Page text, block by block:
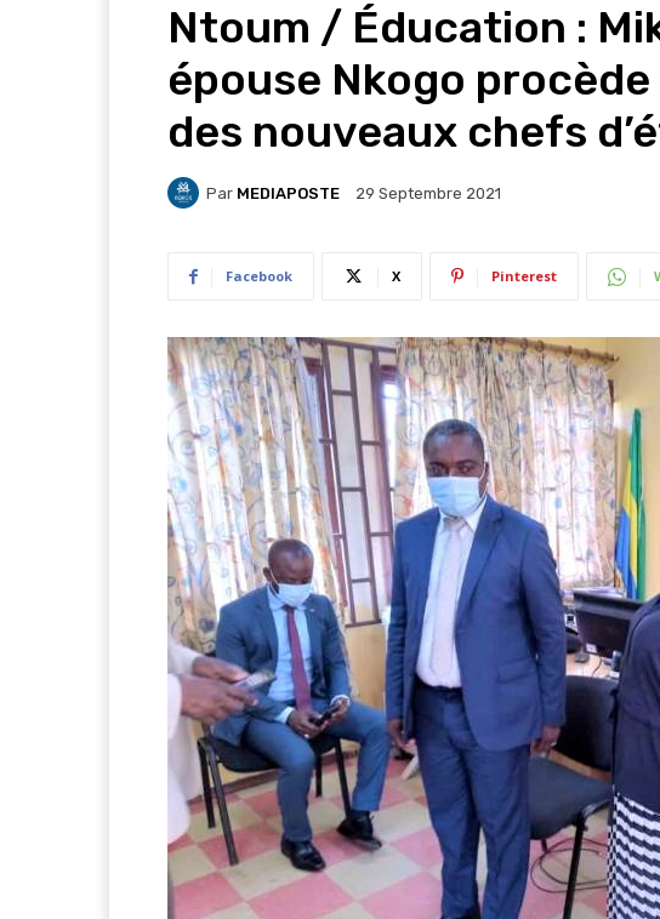
Ntoum / Éducation :
épouse Nkogo
des nouveaux chefs
Par MEDIAPOSTE 29 Septembre 2021
Facebook X Pinterest